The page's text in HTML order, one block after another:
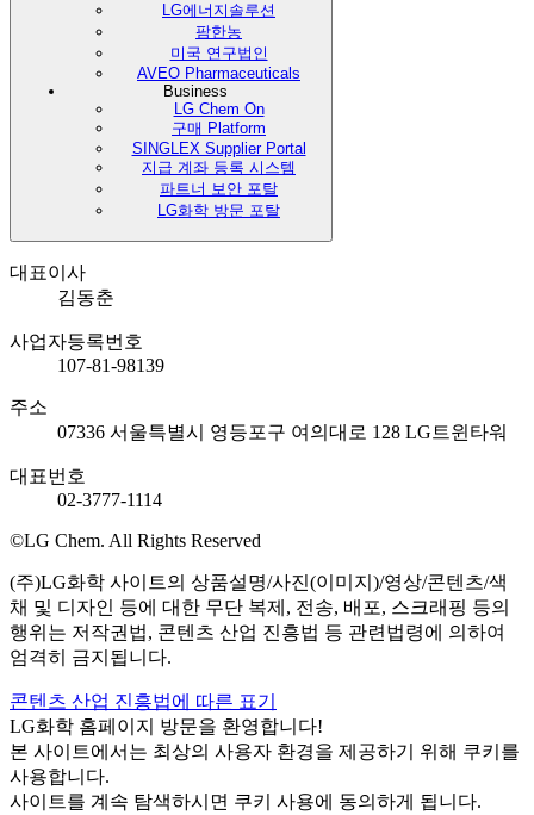
LG에너지솔루션
팜한농
미국 연구법인
AVEO Pharmaceuticals
Business
LG Chem On
구매 Platform
SINGLEX Supplier Portal
지급 계좌 등록 시스템
파트너 보안 포탈
LG화학 방문 포탈
대표이사
김동춘
사업자등록번호
107-81-98139
주소
07336 서울특별시 영등포구 여의대로 128 LG트윈타워
대표번호
02-3777-1114
©LG Chem. All Rights Reserved
(주)LG화학 사이트의 상품설명/사진(이미지)/영상/콘텐츠/색
채 및 디자인 등에 대한 무단 복제, 전송, 배포, 스크래핑 등의
행위는 저작권법, 콘텐츠 산업 진흥법 등 관련법령에 의하여
엄격히 금지됩니다.
콘텐츠 산업 진흥법에 따른 표기
LG화학 홈페이지 방문을 환영합니다!
본 사이트에서는 최상의 사용자 환경을 제공하기 위해 쿠키를
사용합니다.
사이트를 계속 탐색하시면 쿠키 사용에 동의하게 됩니다.